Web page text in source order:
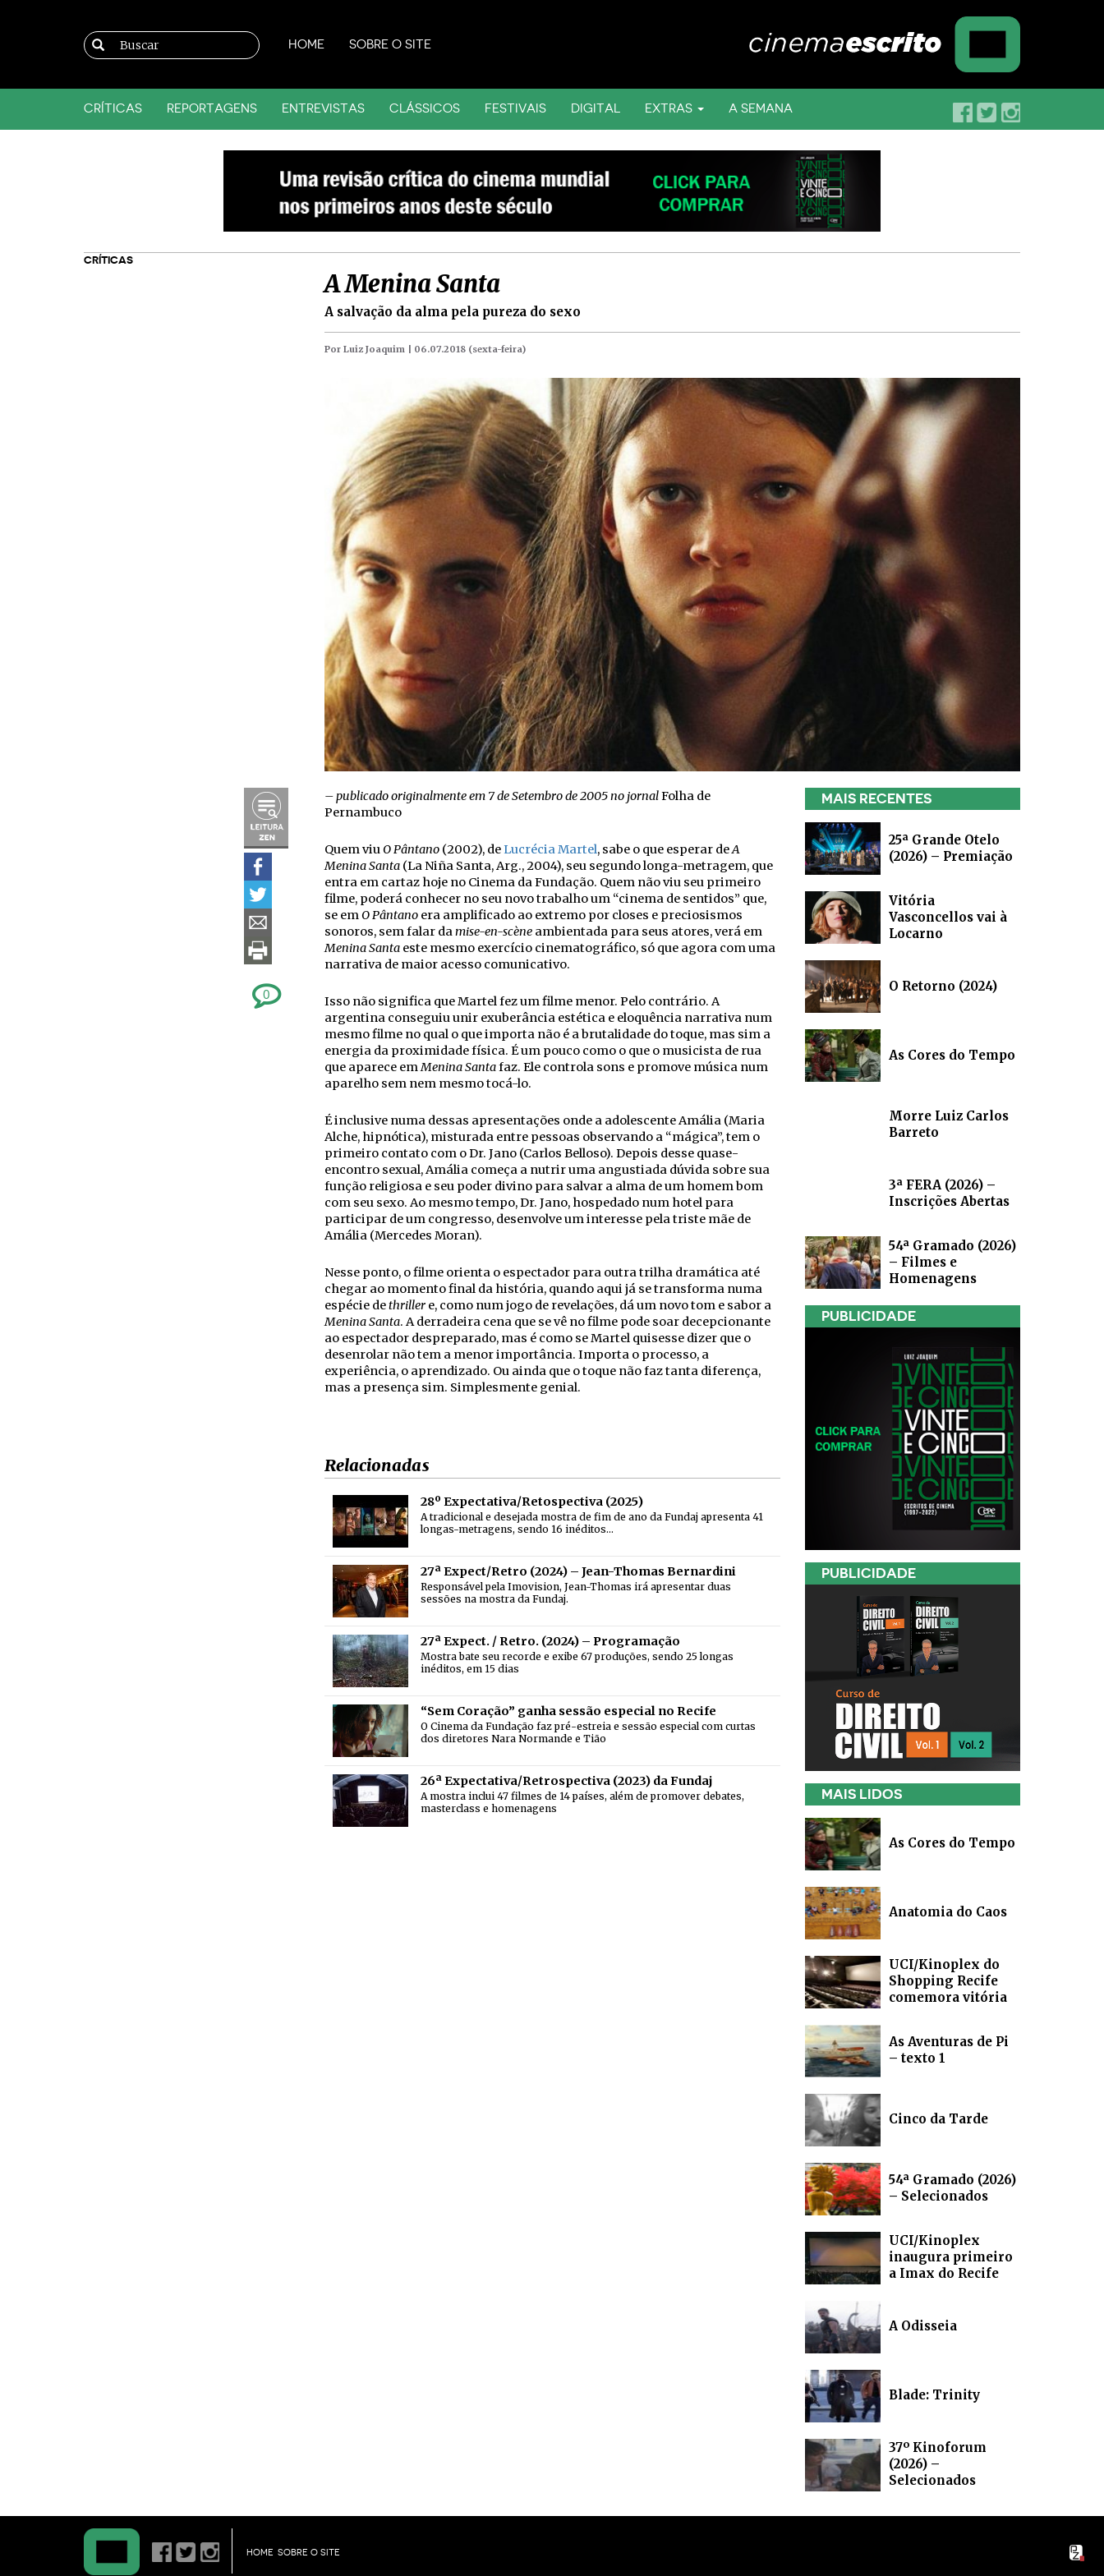
HOME SOBRE O SITE
CRÍTICAS REPORTAGENS ENTREVISTAS CLÁSSICOS FESTIVAIS DIGITAL EXTRAS A SEMANA
CRÍTICAS
A Menina Santa
A salvação da alma pela pureza do sexo
Por Luiz Joaquim | 06.07.2018 (sexta-feira)
0
– publicado originalmente em 7 de Setembro de 2005 no jornalFolha de
Pernambuco
Quem viuO Pântano(2002), deLucrécia Martel, sabe o que esperar deA
Menina Santa(La Niña Santa, Arg., 2004), seu segundo longa-metragem, que
entra em cartaz hoje no Cinema da Fundação. Quem não viu seu primeiro
filme, poderá conhecer no seu novo trabalho um “cinema de sentidos” que,
se emO Pântanoera amplificado ao extremo por closes e preciosismos
sonoros, sem falar damise-en-scèneambientada para seus atores, verá em
Menina Santaeste mesmo exercício cinematográfico, só que agora com uma
narrativa de maior acesso comunicativo.
Isso não significa que Martel fez um filme menor. Pelo contrário. A
argentina conseguiu unir exuberância estética e eloquência narrativa num
mesmo filme no qual o que importa não é a brutalidade do toque, mas sim a
energia da proximidade física. É um pouco como o que o musicista de rua
que aparece emMenina Santafaz. Ele controla sons e promove música num
aparelho sem nem mesmo tocá-lo.
É inclusive numa dessas apresentações onde a adolescente Amália (Maria
Alche, hipnótica), misturada entre pessoas observando a “mágica”, tem o
primeiro contato com o Dr. Jano (Carlos Belloso). Depois desse quase-
encontro sexual, Amália começa a nutrir uma angustiada dúvida sobre sua
função religiosa e seu poder divino para salvar a alma de um homem bom
com seu sexo. Ao mesmo tempo, Dr. Jano, hospedado num hotel para
participar de um congresso, desenvolve um interesse pela triste mãe de
Amália (Mercedes Moran).
Nesse ponto, o filme orienta o espectador para outra trilha dramática até
chegar ao momento final da história, quando aqui já se transforma numa
espécie dethrillere, como num jogo de revelações, dá um novo tom e sabor a
Menina Santa. A derradeira cena que se vê no filme pode soar decepcionante
ao espectador despreparado, mas é como se Martel quisesse dizer que o
desenrolar não tem a menor importância. Importa o processo, a
experiência, o aprendizado. Ou ainda que o toque não faz tanta diferença,
mas a presença sim. Simplesmente genial.
Relacionadas
28º Expectativa/Retospectiva (2025)
A tradicional e desejada mostra de fim de ano da Fundaj apresenta 41
longas-metragens, sendo 16 inéditos…
27ª Expect/Retro (2024) – Jean-Thomas Bernardini
Responsável pela Imovision, Jean-Thomas irá apresentar duas
sessões na mostra da Fundaj.
27ª Expect. / Retro. (2024) – Programação
Mostra bate seu recorde e exibe 67 produções, sendo 25 longas
inéditos, em 15 dias
“Sem Coração” ganha sessão especial no Recife
O Cinema da Fundação faz pré-estreia e sessão especial com curtas
dos diretores Nara Normande e Tião
26ª Expectativa/Retrospectiva (2023) da Fundaj
A mostra inclui 47 filmes de 14 países, além de promover debates,
masterclass e homenagens
MAIS RECENTES
25ª Grande Otelo
(2026) – Premiação
Vitória
Vasconcellos vai à
Locarno
O Retorno (2024)
As Cores do Tempo
Morre Luiz Carlos
Barreto
3ª FERA (2026) –
Inscrições Abertas
54ª Gramado (2026)
– Filmes e
Homenagens
PUBLICIDADE
PUBLICIDADE
MAIS LIDOS
As Cores do Tempo
Anatomia do Caos
UCI/Kinoplex do
Shopping Recife
comemora vitória
As Aventuras de Pi
– texto 1
Cinco da Tarde
54ª Gramado (2026)
– Selecionados
UCI/Kinoplex
inaugura primeiro
a Imax do Recife
A Odisseia
Blade: Trinity
37º Kinoforum
(2026) –
Selecionados
HOME SOBRE O SITE